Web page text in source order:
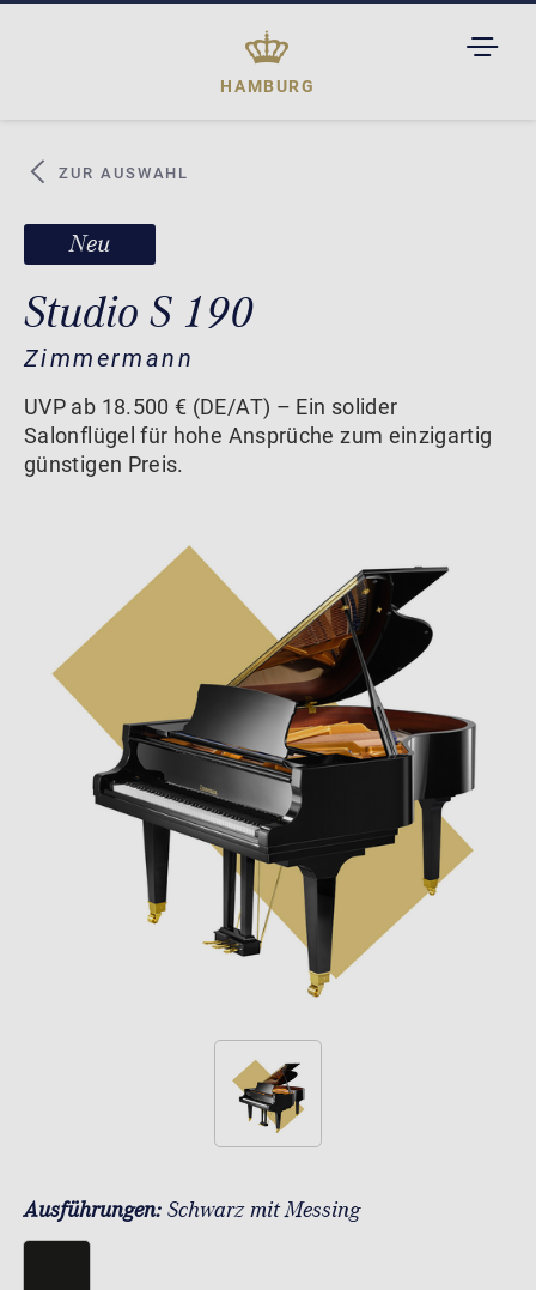
HAMBURG
ZUR AUSWAHL
Neu
Studio S 190
Zimmermann
UVP ab 18.500 € (DE/AT) – Ein solider
Salonflügel für hohe Ansprüche zum einzigartig
günstigen Preis.
Ausführungen: Schwarz mit Messing